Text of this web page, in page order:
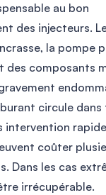
au bon
des injecteurs.
la pompe
des composants
circule
intervention
coûter
Dans les cas
irrécupérable.